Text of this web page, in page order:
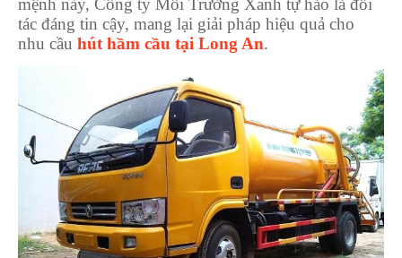
mệnh này, Công ty Môi Trường Xanh tự hào là đối
tác đáng tin cậy, mang lại giải pháp hiệu quả cho
nhu cầu hút hầm cầu tại Long An.